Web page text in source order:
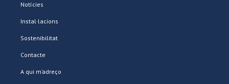
Notícies
Instal·lacions
Sostenibilitat
Contacte
A qui m’adreço